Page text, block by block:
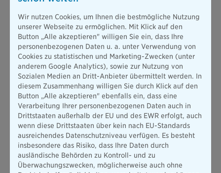
Krankenversicherungen, als Vorsorgeaufwendungen in den
Sonderausgaben der Einkommensteuer aufgeführt werden. Bis
zu einem gewissen Höchstbetrag sind diese steuerlich
absetzbar. Wurde der Vertrag jedoch nach diesem Datum
abgeschlossen, fallen
Steuern in der Ansparphase
Beiträge für Renten- und Lebensversicherungen müssen aus
dem Nettoeinkommen entrichtet werden. Eine steuerliche
Absetzbarkeit dieser Beiträge als Sonderausgaben ist dann
nicht möglich. Dennoch gibt es Ausnahmen: Bei staatlich
geförderten Riester- und Basisrenten können die Beiträge
weiterhin über den Sonderausgabenabzug in der
Einkommensteuererklärung geltend gemacht werden.
Wir nutzen Cookies, um Ihnen die bestmögliche Nutzung
unserer Webseite zu ermöglichen. Mit Klick auf den
Button „Alle akzeptieren" willigen Sie ein, dass Ihre
personenbezogenen Daten u. a. unter Verwendung von
Cookies zu statistischen und Marketing-Zwecken (unter
anderem Google Analytics), sowie zur Nutzung von
Sozialen Medien an Dritt-Anbieter übermittelt werden. In
diesem Zusammenhang willigen Sie durch Klick auf den
Button „Alle akzeptieren" ebenfalls ein, dass eine
Verarbeitung Ihrer personenbezogenen Daten auch in
Drittstaaten außerhalb der EU und des EWR erfolgt, auch
wenn diese Drittstaaten über kein nach EU-Standards
ausreichendes Datenschutzniveau verfügen. Es besteht
insbesondere das Risiko, dass Ihre Daten durch
ausländische Behörden zu Kontroll- und zu
Überwachungszwecken, möglicherweise auch ohne